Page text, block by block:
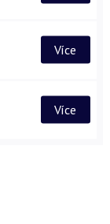
Více
Více